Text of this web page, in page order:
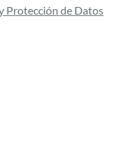
Protección de Datos